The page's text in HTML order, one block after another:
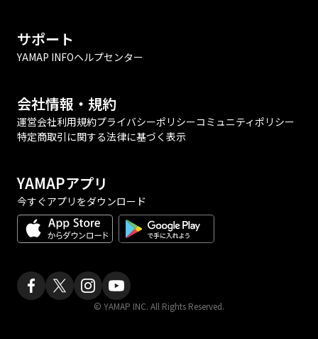
サポート
YAMAP INFOヘルプセンター
会社情報・規約
運営会社利用規約プライバシーポリシーコミュニティポリシー
特定商取引に関する法律に基づく表示
YAMAPアプリ
今すぐアプリをダウンロード
© YAMAP INC. All Rights Reserved.